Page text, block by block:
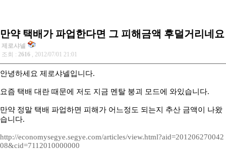
만약 택배가 파업한다면 그 피해금액 후덜거리네요
제로샤넬
조회 : 2616 , 2012/07/01 21:01
안녕하세요 제로샤넬입니다.
요즘 택배 대란 때문에 저도 지금 멘탈 붕괴 모드에 와있습니다.
만약 정말 택배 파업하면 피해가 어느정도 되는지 추산 금액이 나왔
습니다.
http://economysegye.segye.com/articles/view.html?aid=201206270042
08&cid=7112010000000